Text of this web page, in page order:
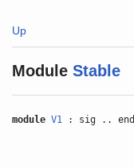
Up
Module Stable
module V1 : sig .. end